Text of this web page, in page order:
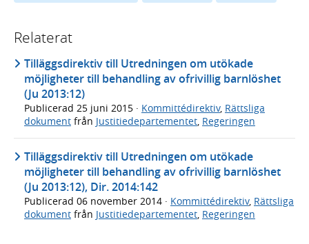
Relaterat
Tilläggsdirektiv till Utredningen om utökade
möjligheter till behandling av ofrivillig barnlöshet
(Ju 2013:12)
Publicerad 25 juni 2015 · Kommittédirektiv, Rättsliga
dokument från Justitiedepartementet Regeringen
Tilläggsdirektiv till Utredningen om utökade
möjligheter till behandling av ofrivillig barnlöshet
(Ju 2013:12), Dir. 2014:142
Publicerad 06 november 2014 · Kommittédirektiv, Rättsliga
dokument från Justitiedepartementet, Regeringen